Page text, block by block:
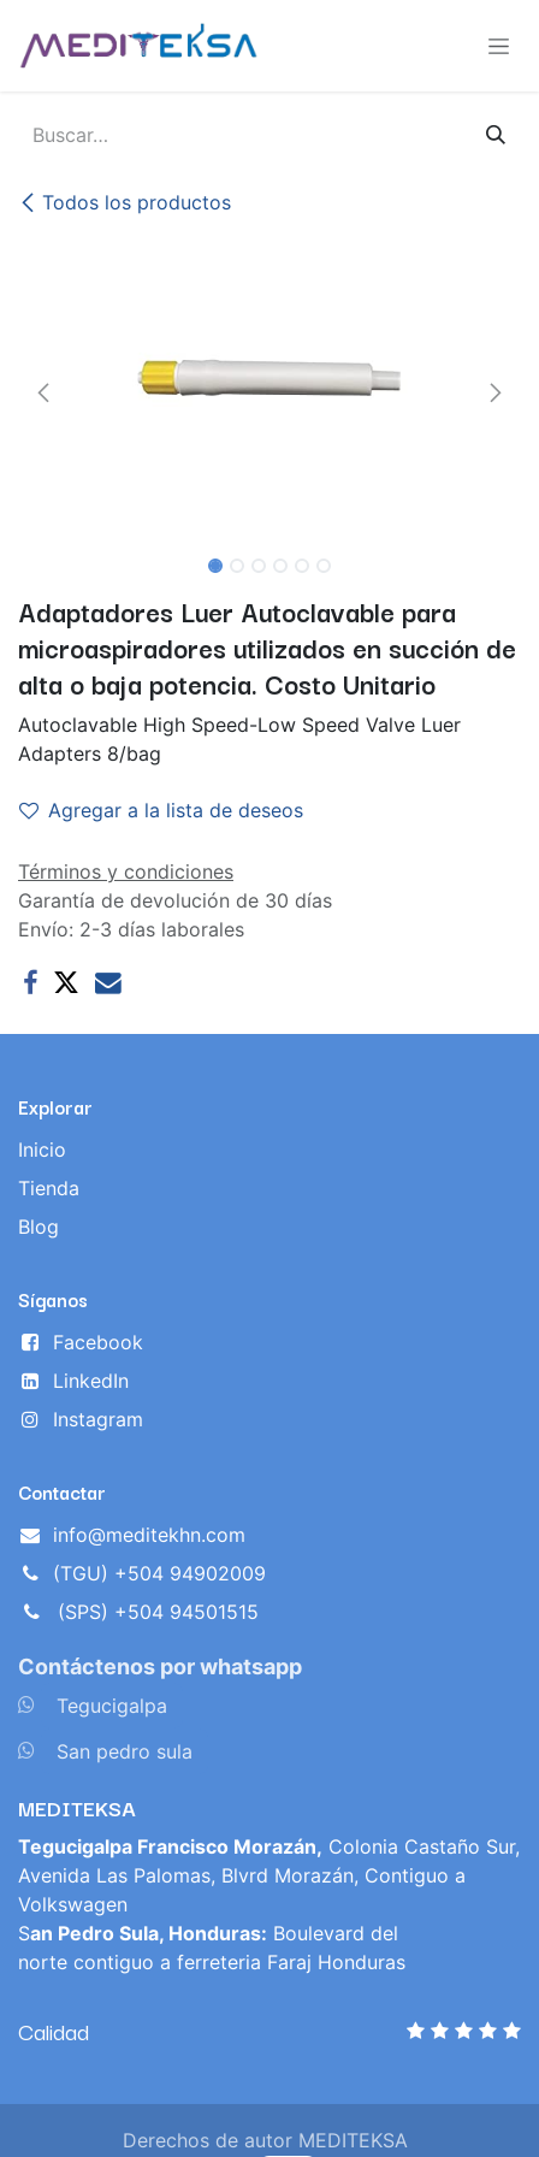
Todos los productos
Adaptadores Luer Autoclavable para
microaspiradores utilizados en succión de
alta o baja potencia. Costo Unitario
Autoclavable High Speed-Low Speed Valve Luer
Adapters 8/bag
Agregar a la lista de deseos
Términos y condiciones
Garantía de devolución de 30 días
Envío: 2-3 días laborales
Explorar
Inicio
Tienda
Blog
Síganos
Facebook
LinkedIn
Instagram
Contactar
info@meditekhn.com
(TGU) +504 94902009
(SPS) +504 94501515
Contáctenos por whatsapp
Tegucigalpa
San pedro sula
MEDITEKSA
Tegucigalpa Francisco Morazán, Colonia Castaño Sur,
Avenida Las Palomas, Blvrd Morazán, Contiguo a
Volkswagen
San Pedro Sula, Honduras: Boulevard del
norte contiguo a ferreteria Faraj Honduras
Calidad
Derechos de autor MEDITEKSA